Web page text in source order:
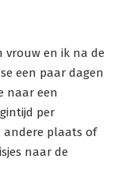
vrouw en ik na de
een paar dagen
naar een
per
andere plaats of
naar de